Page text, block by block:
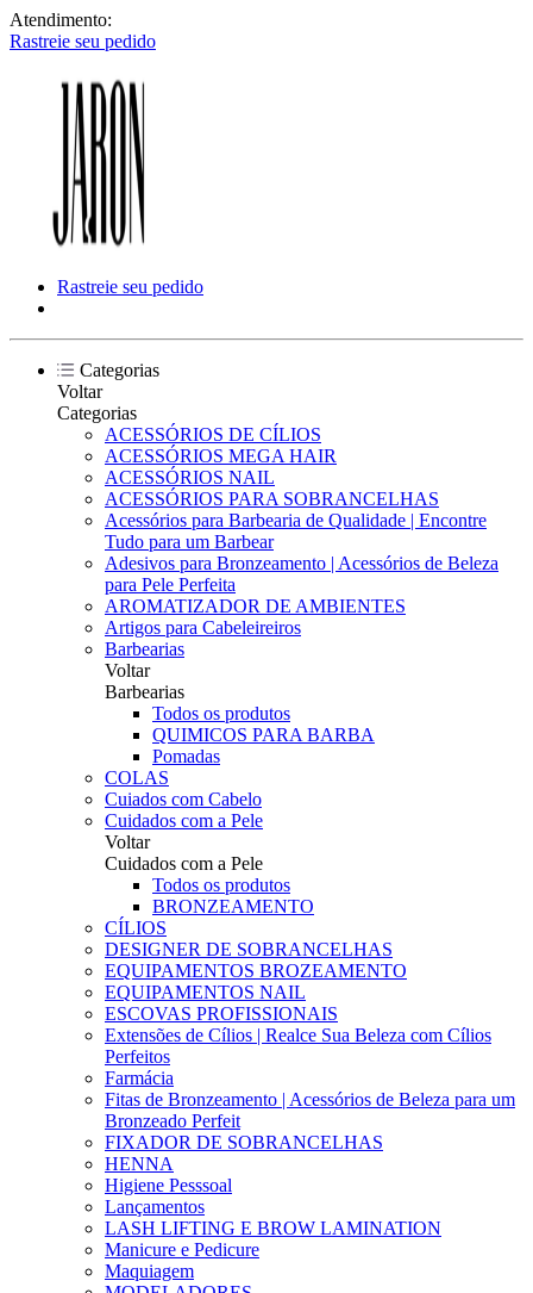
Atendimento:
Rastreie seu pedido
Rastreie seu pedido
Categorias
Voltar
Categorias
ACESSÓRIOS DE CÍLIOS
ACESSÓRIOS MEGA HAIR
ACESSÓRIOS NAIL
ACESSÓRIOS PARA SOBRANCELHAS
Acessórios para Barbearia de Qualidade | Encontre
Tudo para um Barbear
Adesivos para Bronzeamento | Acessórios de Beleza
para Pele Perfeita
AROMATIZADOR DE AMBIENTES
Artigos para Cabeleireiros
Barbearias
Voltar
Barbearias
Todos os produtos
QUIMICOS PARA BARBA
Pomadas
COLAS
Cuiados com Cabelo
Cuidados com a Pele
Voltar
Cuidados com a Pele
Todos os produtos
BRONZEAMENTO
CÍLIOS
DESIGNER DE SOBRANCELHAS
EQUIPAMENTOS BROZEAMENTO
EQUIPAMENTOS NAIL
ESCOVAS PROFISSIONAIS
Extensões de Cílios | Realce Sua Beleza com Cílios
Perfeitos
Farmácia
Fitas de Bronzeamento | Acessórios de Beleza para um
Bronzeado Perfeit
FIXADOR DE SOBRANCELHAS
HENNA
Higiene Pesssoal
Lançamentos
LASH LIFTING E BROW LAMINATION
Manicure e Pedicure
Maquiagem